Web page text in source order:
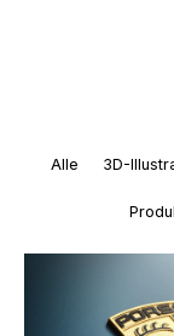
Alle 3D-